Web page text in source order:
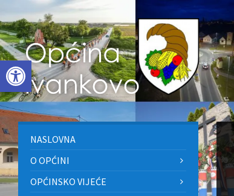
Open toolbar
to
content
to
left
sidebar
to
footer
NASLOVNA
O OPĆINI
OPĆINSKO VIJEĆE